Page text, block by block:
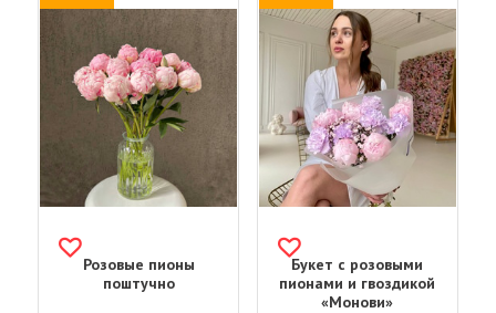
Розовые пионы
поштучно
Букет с розовыми
пионами и гвоздикой
«Монови»